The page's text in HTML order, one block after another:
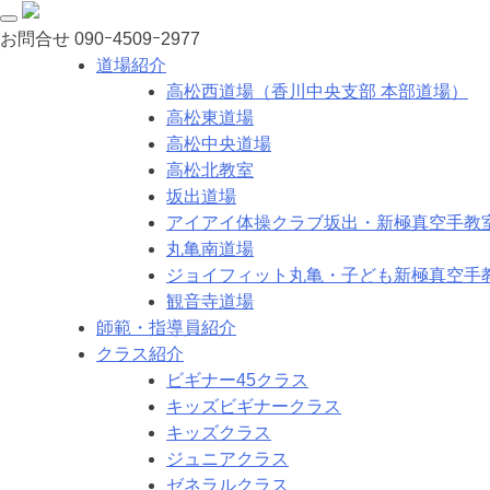
お問合せ 090ｰ4509ｰ2977
道場紹介
高松西道場（香川中央支部 本部道場）
高松東道場
高松中央道場
高松北教室
坂出道場
アイアイ体操クラブ坂出・新極真空手教
丸亀南道場
ジョイフィット丸亀・子ども新極真空手
観音寺道場
師範・指導員紹介
クラス紹介
ビギナー45クラス
キッズビギナークラス
キッズクラス
ジュニアクラス
ゼネラルクラス